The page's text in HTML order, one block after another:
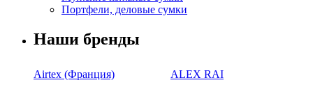
Портфели, деловые сумки
Наши бренды
Airtex (Франция)
ALEX RAI